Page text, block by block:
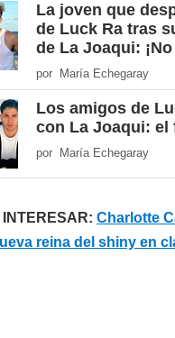
La joven que
de Luck Ra tras
de La Joaqui:
por María Echegaray
Los amigos de
con La Joaqui: el
por María Echegaray
Charlotte
reina del shiny en